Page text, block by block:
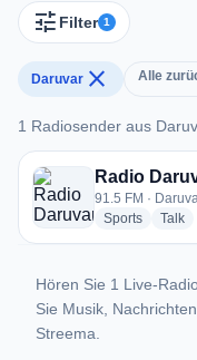
tune Filter 1
Daruvar close Alle
1 Radiosender aus
1 Radiosender aus
Radio
91.5 FM ·
SportsradioTalk
Hören Sie 1 Live-
Sie Musik,
Streema.